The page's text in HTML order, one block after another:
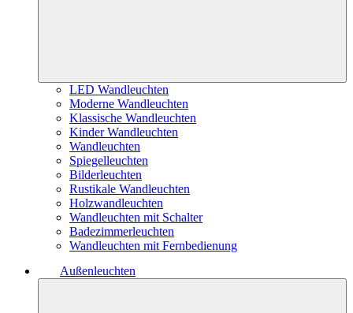
LED Wandleuchten
Moderne Wandleuchten
Klassische Wandleuchten
Kinder Wandleuchten
Wandleuchten
Spiegelleuchten
Bilderleuchten
Rustikale Wandleuchten
Holzwandleuchten
Wandleuchten mit Schalter
Badezimmerleuchten
Wandleuchten mit Fernbedienung
Außenleuchten